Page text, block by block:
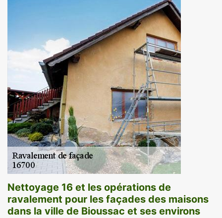
Nettoyage 16 et les opérations de
ravalement pour les façades des maisons
dans la ville de Bioussac et ses environs